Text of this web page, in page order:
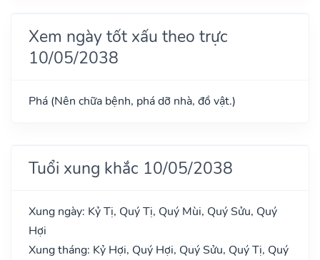
Xem ngày tốt xấu theo trực
10/05/2038
Phá (Nên chữa bệnh, phá dỡ nhà, đồ vật.)
Tuổi xung khắc 10/05/2038
Xung ngày: Kỷ Tị, Quý Tị, Quý Mùi, Quý Sửu, Quý
Hợi
Xung tháng: Kỷ Hợi, Quý Hợi, Quý Sửu, Quý Tị, Quý